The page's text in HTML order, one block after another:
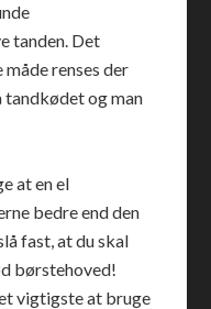
tanden. Det
renses der
tandkødet og man
at en el
bedre end den
fast, at du skal
børstehoved!
vigtigste at bruge